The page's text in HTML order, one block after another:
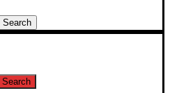
Search
Search